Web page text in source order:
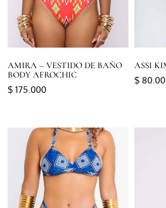
AMIRA – VESTIDO DE BAÑO
BODY AFROCHIC
$ 175.000
ASSI
$